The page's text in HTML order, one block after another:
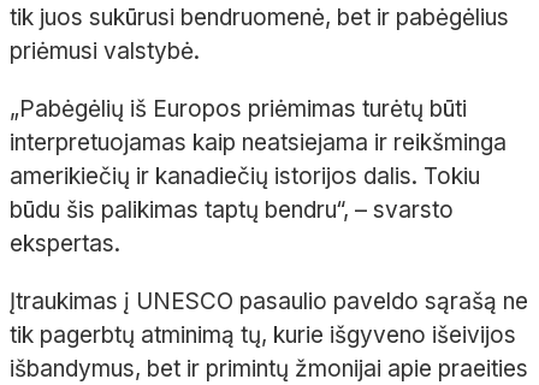
tik juos sukūrusi bendruomenė, bet ir pabėgėlius
priėmusi valstybė.
„Pabėgėlių iš Europos priėmimas turėtų būti
interpretuojamas kaip neatsiejama ir reikšminga
amerikiečių ir kanadiečių istorijos dalis. Tokiu
būdu šis palikimas taptų bendru“, – svarsto
ekspertas.
Įtraukimas į UNESCO pasaulio paveldo sąrašą ne
tik pagerbtų atminimą tų, kurie išgyveno išeivijos
išbandymus, bet ir primintų žmonijai apie praeities